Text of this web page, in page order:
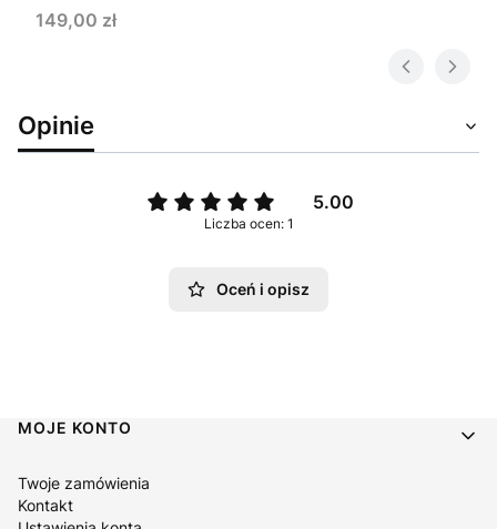
Cena
149,00 zł
Opinie
5.00
Liczba ocen: 1
Oceń i opisz
Linki w stopce
MOJE KONTO
Twoje zamówienia
Kontakt